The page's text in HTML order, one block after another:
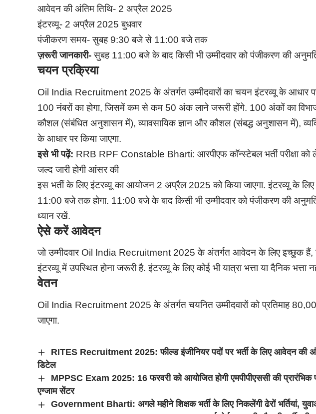
आवेदन की अंतिम तिथि- 2 अप्रैल 2025
इंटरव्यू- 2 अप्रैल 2025 बुधवार
पंजीकरण समय- सुबह 9:30 बजे से 11:00 बजे तक
ज़रूरी जानकारी-सुबह 11:00 बजे के बाद किसी भी उम्मीदवार को पंजीकरण की
चयन प्रक्रिया
Oil India Recruitment 2025 के अंतर्गत उम्मीदवारों का चयन इंटरव्यू के आधार
100 नंबरों का होगा, जिसमें कम से कम 50 अंक लाने जरूरी होंगे. 100 अंकों का
कौशल (संबंधित अनुशासन में), व्यावसायिक ज्ञान और कौशल (संबद्ध अनुशासन में),
के आधार पर किया जाएगा.
इसे भी पढ़ें: RRB RPF Constable Bharti: आरपीएफ कॉन्स्टेबल भर्ती परीक्षा को
जल्द जारी होगी आंसर की
इस भर्ती के लिए इंटरव्यू का आयोजन 2 अप्रैल 2025 को किया जाएगा. इंटरव्यू के
11:00 बजे तक होगा. 11:00 बजे के बाद किसी भी उम्मीदवार को पंजीकरण की
ध्यान रखें.
ऐसे करें आवेदन
जो उम्मीदवार Oil India Recruitment 2025 के अंतर्गत आवेदन के लिए इच्छुक हैं,
इंटरव्यू में उपस्थित होना जरूरी है. इंटरव्यू के लिए कोई भी यात्रा भत्ता या दैनिक भत्ता
वेतन
Oil India Recruitment 2025 के अंतर्गत चयनित उम्मीदवारों को प्रतिमाह
जाएगा.
RITES Recruitment 2025: फील्ड इंजीनियर पदों पर भर्ती के लिए आवेदन की
डिटेल
MPPSC Exam 2025: 16 फरवरी को आयोजित होगी एमपीपीएससी की प्रारंभिक
एग्जाम सेंटर
Government Bharti: अगले महीने शिक्षक भर्ती के लिए निकलेंगी ढेरों भर्तियां,